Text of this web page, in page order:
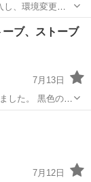
、環境変更の
メッセージをお
ル
ブ、ストーブ
7月13日
した。 黒色の熱
が、おそらく鉄
7月12日